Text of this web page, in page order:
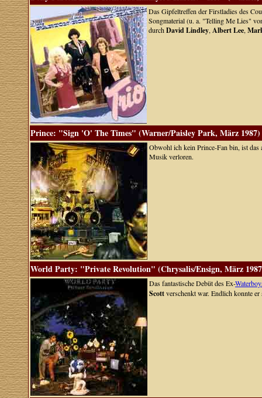
Das Gipfeltreffen der Firstladies des
Songmaterial (u. a. "Telling Me Lies"
durchDavid Lindley, Albert Lee,
Prince: "Sign 'O' The Times" (Warner/Paisley Park, März 1987)
Obwohl ich kein Prince-Fan bin, ist das
Musik verloren.
World Party: "Private Revolution" (Chrysalis/Ensign, März
Das fantastische Debüt des Ex-
Scottverschenkt war. Endlich konnte